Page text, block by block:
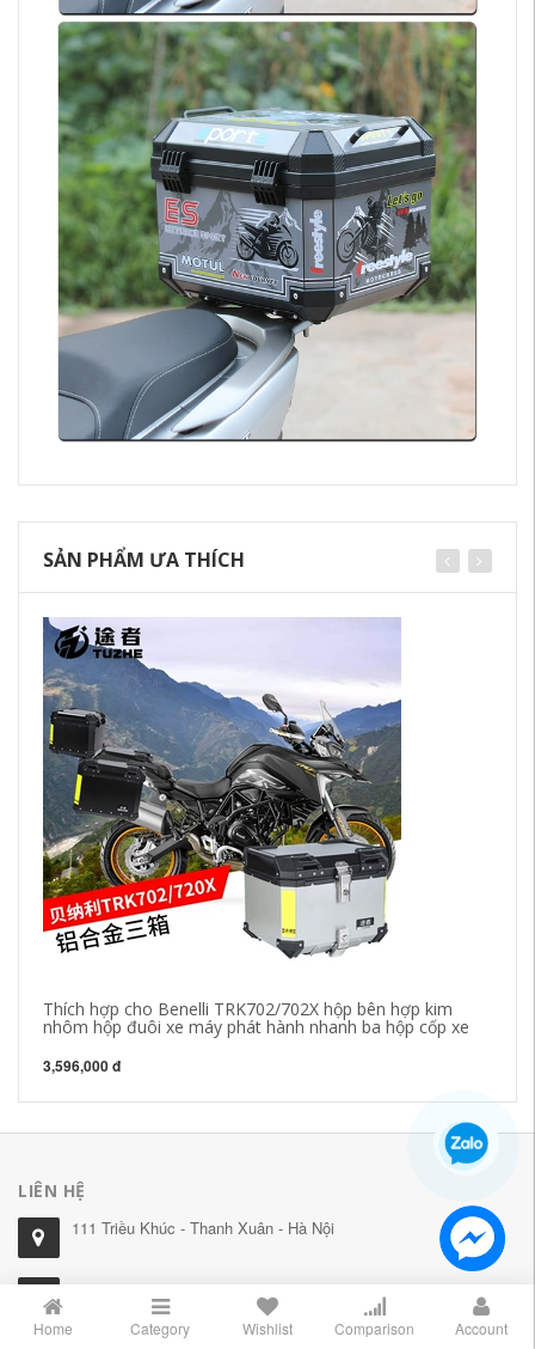
SẢN PHẨM ƯA THÍCH
Thích hợp cho Benelli TRK702/702X hộp bên hợp kim
nhôm hộp đuôi xe máy phát hành nhanh ba hộp cốp xe
3,596,000 đ
LIÊN HỆ
111 Triều Khúc - Thanh Xuân - Hà Nội
0965.68.68.11
078.82.83.789
Home Category Wishlist Comparison Account